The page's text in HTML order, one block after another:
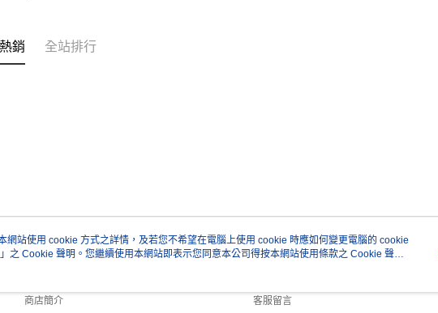
銷 全站排行
關於我們
商店簡介
客服資訊
客服留言
網站使用 cookie 方式之詳情，及若您不希望在電腦上使用 cookie 時應如何變更電腦的 cookie
」之 Cookie 聲明。您繼續使用本網站即表示您同意本公司得按本網站使用條款之 Cookie 聲明